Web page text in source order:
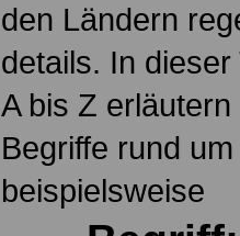
den Ländern
details. In
A bis Z
Begriffe rund
beispielsweise